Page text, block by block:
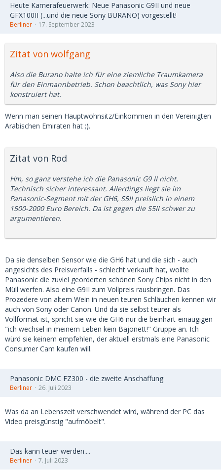
Heute Kamerafeuerwerk: Neue Panasonic G9II und neue
GFX100II (...und die neue Sony BURANO) vorgestellt!
Berliner 17. September 2023
Zitat von wolfgang
Also die Burano halte ich für eine ziemliche Traumkamera
für den Einmannbetrieb. Schon beachtlich, was Sony hier
konstruiert hat.
Wenn man seinen Hauptwohnsitz/Einkommen in den Vereinigten
Arabischen Emiraten hat ;).
Zitat von Rod
Hm, so ganz verstehe ich die Panasonic G9 II nicht.
Technisch sicher interessant. Allerdings liegt sie im
Panasonic-Segment mit der GH6, S5II preislich in einem
1500-2000 Euro Bereich. Da ist gegen die S5II schwer zu
argumentieren.
Da sie denselben Sensor wie die GH6 hat und die sich - auch
angesichts des Preisverfalls - schlecht verkauft hat, wollte
Panasonic die zuviel georderten schönen Sony Chips nicht in den
Müll werfen. Also eine G9II zum Vollpreis rausbringen. Das
Prozedere von altem Wein in neuen teuren Schläuchen kennen wir
auch von Sony oder Canon. Und da sie selbst teurer als
Vollformat ist, spricht sie wie die GH6 nur die beinhart-einäugigen
"ich wechsel in meinem Leben kein Bajonett!" Gruppe an. Ich
würd sie keinem empfehlen, der aktuell erstmals eine Panasonic
Consumer Cam kaufen will.
Panasonic DMC FZ300 - die zweite Anschaffung
Berliner 26. Juli 2023
Was da an Lebenszeit verschwendet wird, während der PC das
Video preisgünstig "aufmöbelt".
Das kann teuer werden....
Berliner 7. Juli 2023